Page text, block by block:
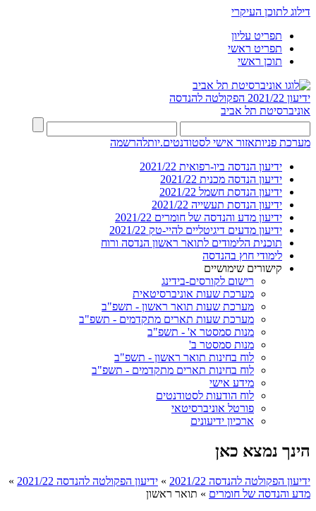
דילוג לתוכן העיקרי
תפריט עליון
תפריט ראשי
תוכן ראשי
ידיעון 2021/22
הפקולטה להנדסה
אוניברסיטת תל אביב
מערכת פניותאזור אישי לסטודנטים.יותלהרשמה
ידיעון הנדסה ביו-רפואית 2021/22
ידיעון הנדסה מכנית 2021/22
ידיעון הנדסת חשמל 2021/22
ידיעון הנדסת תעשייה 2021/22
ידיעון מדע והנדסה של חומרים 2021/22
ידיעון מדעים דיגיטליים להיי-טק 2021/22
תוכנית הלימודים לתואר ראשון הנדסה ורוח
לימודי חוץ בהנדסה
קישורים שימושיים
רישום לקורסים-בידינג
מערכת שעות אוניברסיטאית
מערכת שעות תואר ראשון - תשפ"ב
מערכת שעות תארים מתקדמים - תשפ"ב
מנות סמסטר א' - תשפ"ב
מנות סמסטר ב'
לוח בחינות תואר ראשון - תשפ"ב
לוח בחינות תארים מתקדמים - תשפ"ב
מידע אישי
לוח הודעות לסטודנטים
פורטל אוניברסיטאי
ארכיון ידיעונים
הינך נמצא כאן
ידיעון הפקולטה להנדסה 2021/22 » ידיעון הפקולטה להנדסה 2021/22
»
מדע והנדסה של חומרים » תואר ראשון